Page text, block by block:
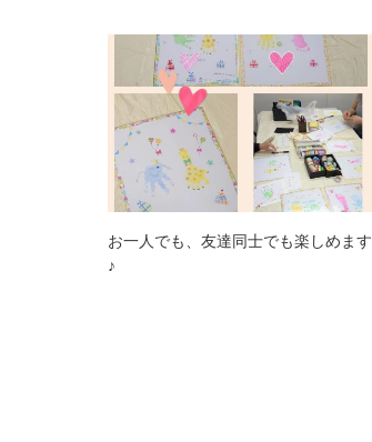
お一人でも、友達同士でも楽しめます
♪